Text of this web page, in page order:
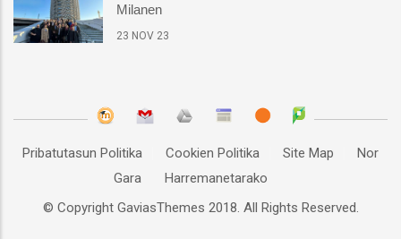
Milanen
23 NOV 23
Pribatutasun Politika Cookien Politika Site Map
Nor
Gara
Harremanetarako
© Copyright GaviasThemes 2018. All Rights Reserved.